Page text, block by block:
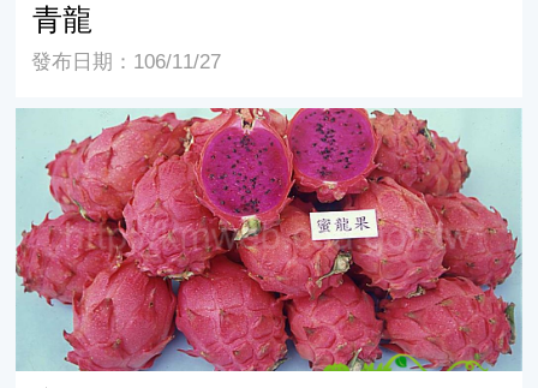
青龍
發布日期：106/11/27